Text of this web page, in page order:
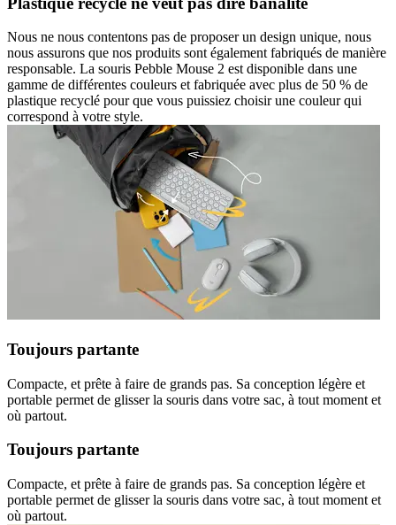
Nous ne nous contentons pas de proposer un design unique, nous
nous assurons que nos produits sont également fabriqués de manière
responsable. La souris Pebble Mouse 2 est disponible dans une
gamme de différentes couleurs et fabriquée avec plus de 50 % de
plastique recyclé pour que vous puissiez choisir une couleur qui
correspond à votre style.
Toujours partante
Compacte, et prête à faire de grands pas. Sa conception légère et
portable permet de glisser la souris dans votre sac, à tout moment et
où partout.
Toujours partante
Compacte, et prête à faire de grands pas. Sa conception légère et
portable permet de glisser la souris dans votre sac, à tout moment et
où partout.